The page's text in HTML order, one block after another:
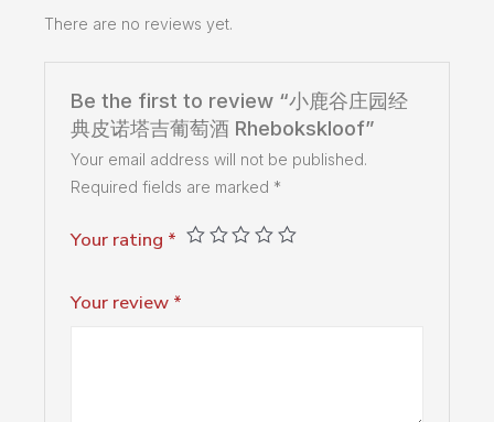
There are no reviews yet.
Be the first to review “小鹿谷庄园经
典皮诺塔吉葡萄酒 Rhebokskloof”
Your email address will not be published.
Required fields are marked *
Your rating *
Your review *